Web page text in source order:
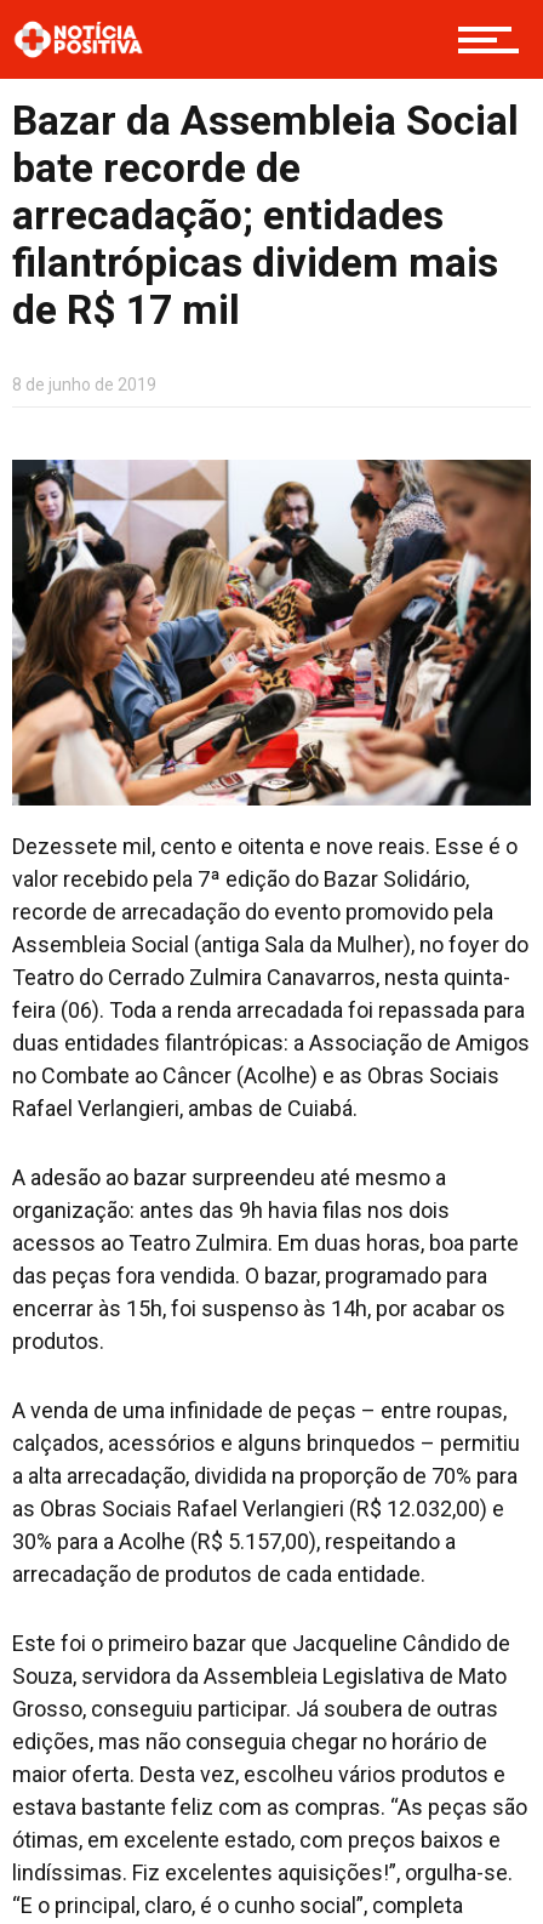
Opinião
Cultura
Bazar da Assembleia Social
bate recorde de
arrecadação; entidades
filantrópicas dividem mais
de R$ 17 mil
8 de junho de 2019
Dezessete mil, cento e oitenta e nove reais. Esse é o
valor recebido pela 7ª edição do Bazar Solidário,
recorde de arrecadação do evento promovido pela
Assembleia Social (antiga Sala da Mulher), no foyer do
Teatro do Cerrado Zulmira Canavarros, nesta quinta-
feira (06). Toda a renda arrecadada foi repassada para
duas entidades filantrópicas: a Associação de Amigos
no Combate ao Câncer (Acolhe) e as Obras Sociais
Rafael Verlangieri, ambas de Cuiabá.
A adesão ao bazar surpreendeu até mesmo a
organização: antes das 9h havia filas nos dois
acessos ao Teatro Zulmira. Em duas horas, boa parte
das peças fora vendida. O bazar, programado para
encerrar às 15h, foi suspenso às 14h, por acabar os
produtos.
A venda de uma infinidade de peças – entre roupas,
calçados, acessórios e alguns brinquedos – permitiu
a alta arrecadação, dividida na proporção de 70% para
as Obras Sociais Rafael Verlangieri (R$ 12.032,00) e
30% para a Acolhe (R$ 5.157,00), respeitando a
arrecadação de produtos de cada entidade.
Este foi o primeiro bazar que Jacqueline Cândido de
Souza, servidora da Assembleia Legislativa de Mato
Grosso, conseguiu participar. Já soubera de outras
edições, mas não conseguia chegar no horário de
maior oferta. Desta vez, escolheu vários produtos e
estava bastante feliz com as compras. “As peças são
ótimas, em excelente estado, com preços baixos e
lindíssimas. Fiz excelentes aquisições!”, orgulha-se.
“E o principal, claro, é o cunho social”, completa